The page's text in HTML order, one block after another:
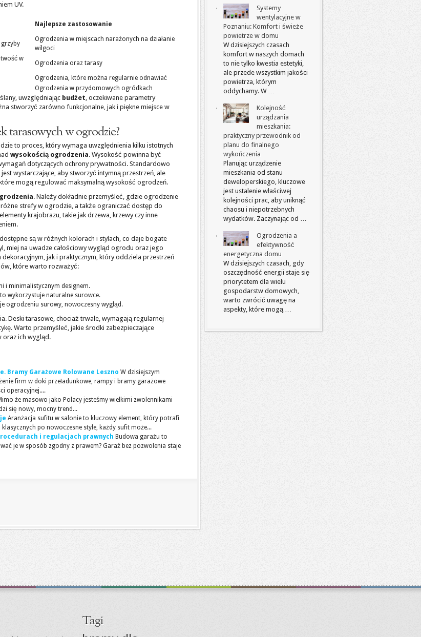
UV.
Najlepsze zastosowanie
Ogrodzenia w miejscach narażonych na działanie
wilgoci
w
Ogrodzenia oraz tarasy
Ogrodzenia, które można regularnie odnawiać
Ogrodzenia w przydomowych ogródkach
uwzględniając budżet, oczekiwane parametry
stworzyć zarówno funkcjonalne, jak i piękne miejsce w
tarasowych w ogrodzie?
to proces, który wymaga uwzględnienia kilku istotnych
wysokością ogrodzenia. Wysokość powinna być
dotyczących ochrony prywatności. Standardowo
wystarczające, aby stworzyć intymną przestrzeń, ale
mogą regulować maksymalną wysokość ogrodzeń.
. Należy dokładnie przemyśleć, gdzie ogrodzenie
strefy w ogrodzie, a także ograniczać dostęp do
krajobrazu, takie jak drzewa, krzewy czy inne
są w różnych kolorach i stylach, co daje bogate
miej na uwadze całościowy wygląd ogrodu oraz jego
jak i praktycznym, który oddziela przestrzeń
które warto rozważyć:
i minimalistycznym designem.
wykorzystuje naturalne surowce.
ogrodzeniu surowy, nowoczesny wygląd.
Deski tarasowe, chociaż trwałe, wymagają regularnej
Warto przemyśleć, jakie środki zabezpieczające
oraz ich wygląd.
Bramy Garażowe Rolowane Leszno W dzisiejszym
firm w doki przeładunkowe, rampy i bramy garażowe
operacyjnej....
że masowo jako Polacy jesteśmy wielkimi zwolennikami
się nowy, mocny trend...
Aranżacja sufitu w salonie to kluczowy element, który potrafi
po nowoczesne style, każdy sufit może...
i regulacjach prawnych Budowa garażu to
je w sposób zgodny z prawem? Garaż bez pozwolenia staje
Systemy
wentylacyjne w
Poznaniu: Komfort i świeże
powietrze w domu
W dzisiejszych czasach
komfort w naszych domach
to nie tylko kwestia estetyki,
ale przede wszystkim jakości
powietrza, którym
oddychamy. W …
Kolejność
urządzania
mieszkania:
praktyczny przewodnik od
planu do finalnego
wykończenia
Planując urządzenie
mieszkania od stanu
deweloperskiego, kluczowe
jest ustalenie właściwej
kolejności prac, aby uniknąć
chaosu i niepotrzebnych
wydatków. Zaczynając od …
Ogrodzenia a
efektywność
energetyczna domu
W dzisiejszych czasach, gdy
oszczędność energii staje się
priorytetem dla wielu
gospodarstw domowych,
warto zwrócić uwagę na
aspekty, które mogą …
Tagi